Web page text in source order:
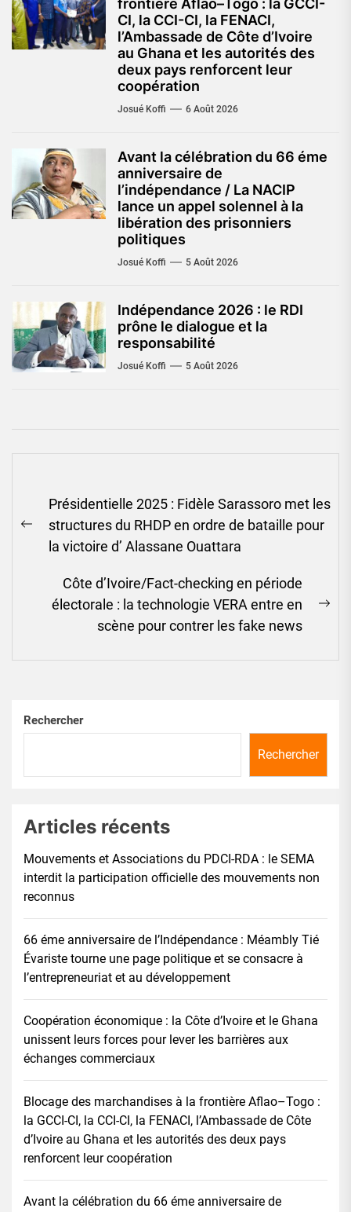
frontière Aflao–Togo : la GCCI-
CI, la CCI-CI, la FENACI,
l’Ambassade de Côte d’Ivoire
au Ghana et les autorités des
deux pays renforcent leur
coopération
Josué Koffi 6 Août 2026
Avant la célébration du 66 éme
anniversaire de
l’indépendance / La NACIP
lance un appel solennel à la
libération des prisonniers
politiques
Josué Koffi 5 Août 2026
Indépendance 2026 : le RDI
prône le dialogue et la
responsabilité
Josué Koffi 5 Août 2026
de
l’article
Previous
post:
Présidentielle 2025 : Fidèle Sarassoro met les
structures du RHDP en ordre de bataille pour
la victoire d’ Alassane Ouattara
Côte d’Ivoire/Fact-checking en période
électorale : la technologie VERA entre en
scène pour contrer les fake news
Rechercher
Rechercher
Articles récents
Mouvements et Associations du PDCI-RDA : le SEMA
interdit la participation officielle des mouvements non
reconnus
66 éme anniversaire de l’Indépendance : Méambly Tié
Évariste tourne une page politique et se consacre à
l’entrepreneuriat et au développement
Coopération économique : la Côte d’Ivoire et le Ghana
unissent leurs forces pour lever les barrières aux
échanges commerciaux
Blocage des marchandises à la frontière Aflao–Togo :
la GCCI-CI, la CCI-CI, la FENACI, l’Ambassade de Côte
d’Ivoire au Ghana et les autorités des deux pays
renforcent leur coopération
Avant la célébration du 66 éme anniversaire de